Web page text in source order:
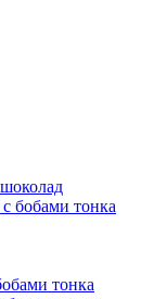
бобами тонка
тонка